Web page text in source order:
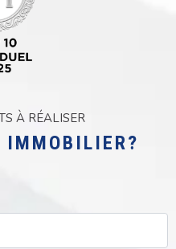
À RÉALISER
IMMOBILIER?